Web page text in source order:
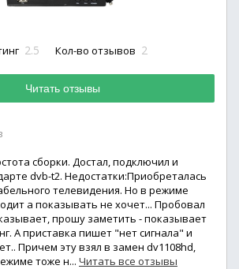
2.5 Кол-во отзывов 2
Читать отзывы
сборки. Достал, подключил и
dvb-t2. Недостатки:Приобреталась
телевидения. Но в режиме
а показывать не хочет... Пробовал
прошу заметить - показывает
А приставка пишет "нет сигнала" и
Причем эту взял в замен dv1108hd,
тоже н... Читать все отзывы